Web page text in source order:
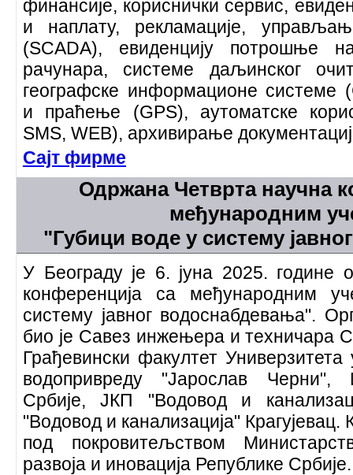
финансије, кориснички сервис,
и наплату, рекламације,
(SCADA), евиденцију потрошње
рачунара, системе даљинског
географске информационе системе
и праћење (GPS), аутоматске
SMS, WEB), архивирање
Сајт фирме
Одржана Четврта научна
међународним
"Губици воде у систему
У Београду је 6. јуна 2025. године
конференција са међународним
систему јавног водоснабдевања".
био је Савез инжењера и техничара
Грађевински факултет
водопривреду "Јарослав Черни",
Србије, ЈКП "Водовод и
"Водовод и канализација"
под покровитељством
развоја и иновација Републике Србије.